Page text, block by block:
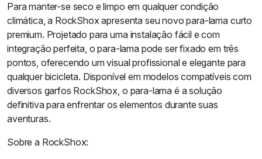
Para manter-se seco e limpo em qualquer condição
climática, a RockShox apresenta seu novo para-lama curto
premium. Projetado para uma instalação fácil e com
integração perfeita, o para-lama pode ser fixado em três
pontos, oferecendo um visual profissional e elegante para
qualquer bicicleta. Disponível em modelos compatíveis com
diversos garfos RockShox, o para-lama é a solução
definitiva para enfrentar os elementos durante suas
aventuras.
Sobre a RockShox: